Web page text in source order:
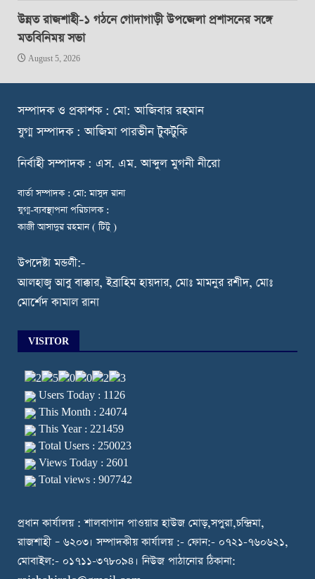
উন্নত রাজশাহী-১ গঠনে গোদাগাড়ী উপজেলা প্রশাসনের সঙ্গে
মতবিনিময় সভা
August 5, 2026
সম্পাদক ও প্রকাশক : মো: আজিবার রহমান
যুগ্ম সম্পাদক : আজিমা পারভীন টুকটুকি
নির্বাহী সম্পাদক : এস. এম. আব্দুল মুগনী নীরো
বার্তা সম্পাদক : মো: মাসুদ রানা
যুগ্ম-ব্যবস্থাপনা পরিচালক :
কাজী আসাদুর রহমান ( টিটু )
উপদেষ্টা মন্ডলী:-
আলহাজ্ব আবু বাক্কার, ইব্রাহিম হায়দার, মোঃ মামনুর রশীদ, মোঃ
মোর্শেদ কামাল রানা
VISITOR
Users Today : 1126
This Month : 24074
This Year : 221459
Total Users : 250023
Views Today : 2601
Total views : 907742
প্রধান কার্যালয় : শালবাগান পাওয়ার হাউজ মোড়,সপুরা,চন্দ্রিমা,
রাজশাহী – ৬২০৩। সম্পাদকীয় কার্যালয় :- ফোন:- ০৭২১-৭৬০৬২১,
মোবাইল:- ০১৭১১-৩৭৮০৯৪। নিউজ পাঠানোর ঠিকানা: